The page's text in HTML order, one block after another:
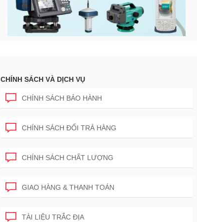
CHÍNH SÁCH VÀ DỊCH VỤ
CHÍNH SÁCH BẢO HÀNH
CHÍNH SÁCH ĐỔI TRẢ HÀNG
CHÍNH SÁCH CHẤT LƯỢNG
GIAO HÀNG & THANH TOÁN
TÀI LIỆU TRẮC ĐỊA